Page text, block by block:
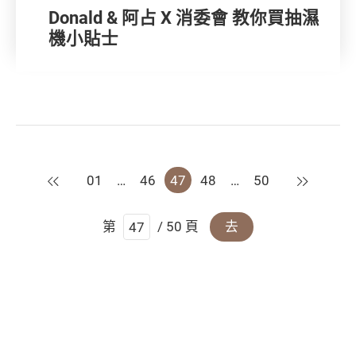
Donald & 阿占 X 消委會 教你買抽濕
機小貼士
上一頁
01 … 46 47 48 … 50 下一頁
第 / 50 頁 去